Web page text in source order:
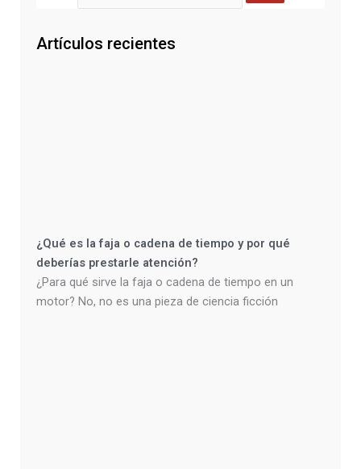
Artículos recientes
¿Qué es la faja o cadena de tiempo y por qué
deberías prestarle atención?
¿Para qué sirve la faja o cadena de tiempo en un
motor? No, no es una pieza de ciencia ficción